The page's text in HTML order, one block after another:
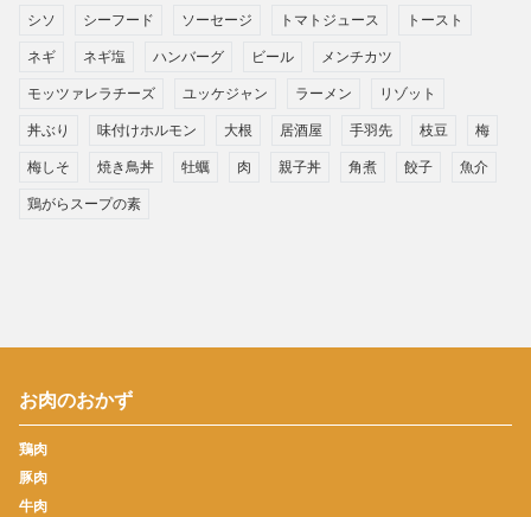
シソ シーフード ソーセージ トマトジュース トースト
ネギ ネギ塩 ハンバーグ ビール メンチカツ
モッツァレラチーズ ユッケジャン ラーメン リゾット
丼ぶり 味付けホルモン 大根 居酒屋 手羽先 枝豆 梅
梅しそ 焼き鳥丼 牡蠣 肉 親子丼 角煮 餃子 魚介
鶏がらスープの素
お肉のおかず
鶏肉
豚肉
牛肉